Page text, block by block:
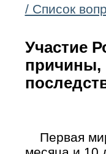
/ Список
Участие
причины,
Первая